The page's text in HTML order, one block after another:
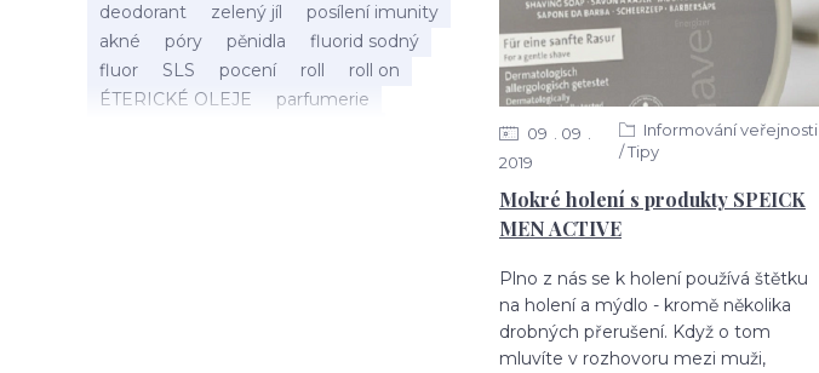
deodorant
zelený jíl
posílení imunity
akné
póry pěnidla
fluorid sodný
fluor
SLS pocení roll
roll on
ÉTERICKÉ OLEJE
parfumerie
Mokré holení s produkty SPEICK
MEN ACTIVE
09
09
2019
Informování veřejnosti
/ Tipy
Plno z nás se k holení používá štětku
na holení a mýdlo - kromě několika
drobných přerušení. Když o tom
mluvíte v rozhovoru mezi muži,